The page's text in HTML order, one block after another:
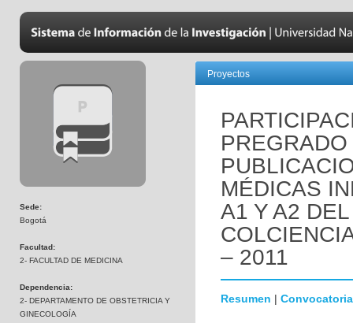
Sede:
Bogotá
Facultad:
2- FACULTAD DE MEDICINA
Dependencia:
2- DEPARTAMENTO DE OBSTETRICIA Y
GINECOLOGÍA
Proyectos
MÉDICAS
A1 Y A2
– 2011
Resumen | Convocatoria